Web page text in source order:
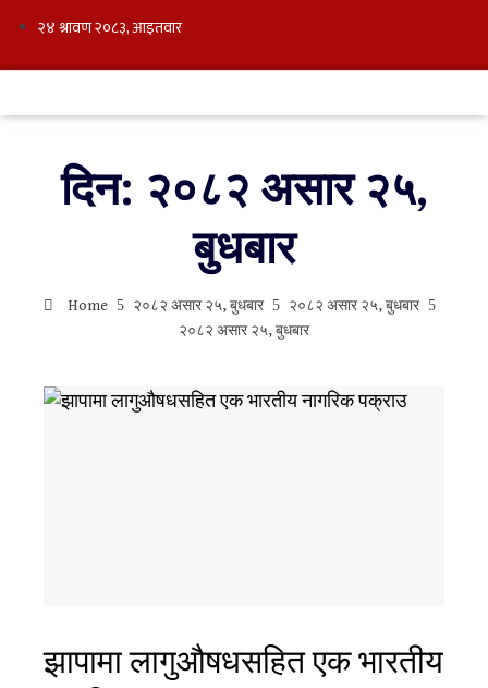
दिन: २०८२ असार २५,
बुधबार
Home २०८२ असार २५, बुधबार
२०८२ असार २५, बुधबार
२०८२ असार २५, बुधबार
झापामा लागुऔषधसहित एक भारतीय